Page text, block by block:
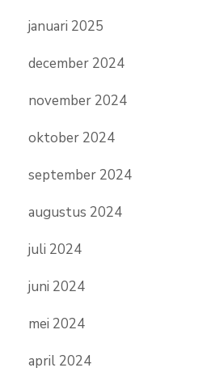
januari 2025
december 2024
november 2024
oktober 2024
september 2024
augustus 2024
juli 2024
juni 2024
mei 2024
april 2024